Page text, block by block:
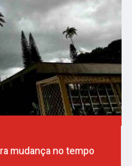
mudança no tempo